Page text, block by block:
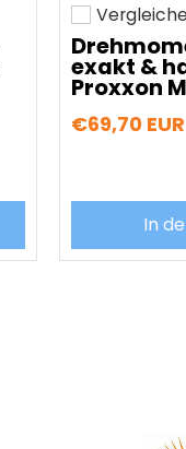
Hinzufügen
exakt &
Proxxon
€69,70 EUR
In